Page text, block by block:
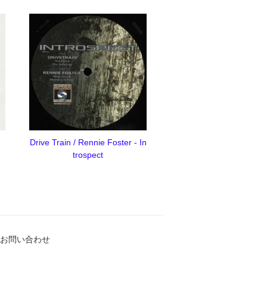
Drive Train / Rennie Foster - In
trospect
お問い合わせ